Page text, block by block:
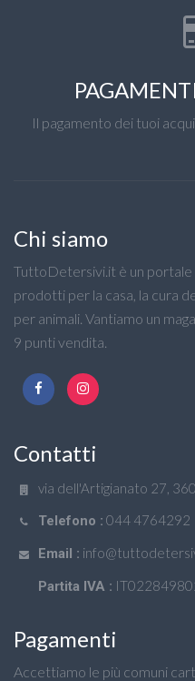
Il pagamento dei tuoi
Chi siamo
TuttoDetersivi.it è un portale
prodotti per la casa, la cura
per animali. Vantiamo un
9 punti vendita.
Contatti
via dell'Artigianato 27,
Telefono : 044 4764292
Email :
Partita IVA :
Pagamenti
Accettiamo le più comuni